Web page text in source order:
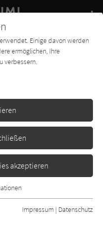
Charts
Bibliogr. Angaben
Einige davon werden
ermöglichen, Ihre
verbessern.
akzeptieren
Funktionen der
dass die Webseite
Impressum | Datenschutz